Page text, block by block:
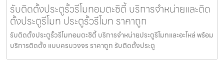
รับติดตั้งประตูรั้วรีโมทอมตะซิตี้ บริการจำหน่ายและติด
ตั้งประตูรีโมท ประตูรั้วรีโมท ราคาถูก
รับติดตั้งประตูรั้วรีโมทอมตะซิตี้ บริการจำหน่ายประตูรีโมทและอะไหล่ พร้อม
บริการติดตั้ง แบบครบวงจร ราคาถูก รับติดตั้งประตู